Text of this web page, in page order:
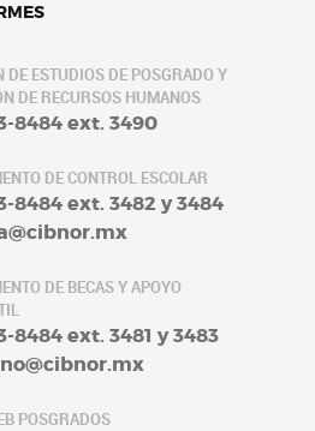
DE ESTUDIOS DE POSGRADO Y
DE RECURSOS HUMANOS
8484 ext. 3490
DE CONTROL ESCOLAR
8484 ext. 3482 y 3484
DE BECAS Y APOYO
8484 ext. 3481 y 3483
POSGRADOS